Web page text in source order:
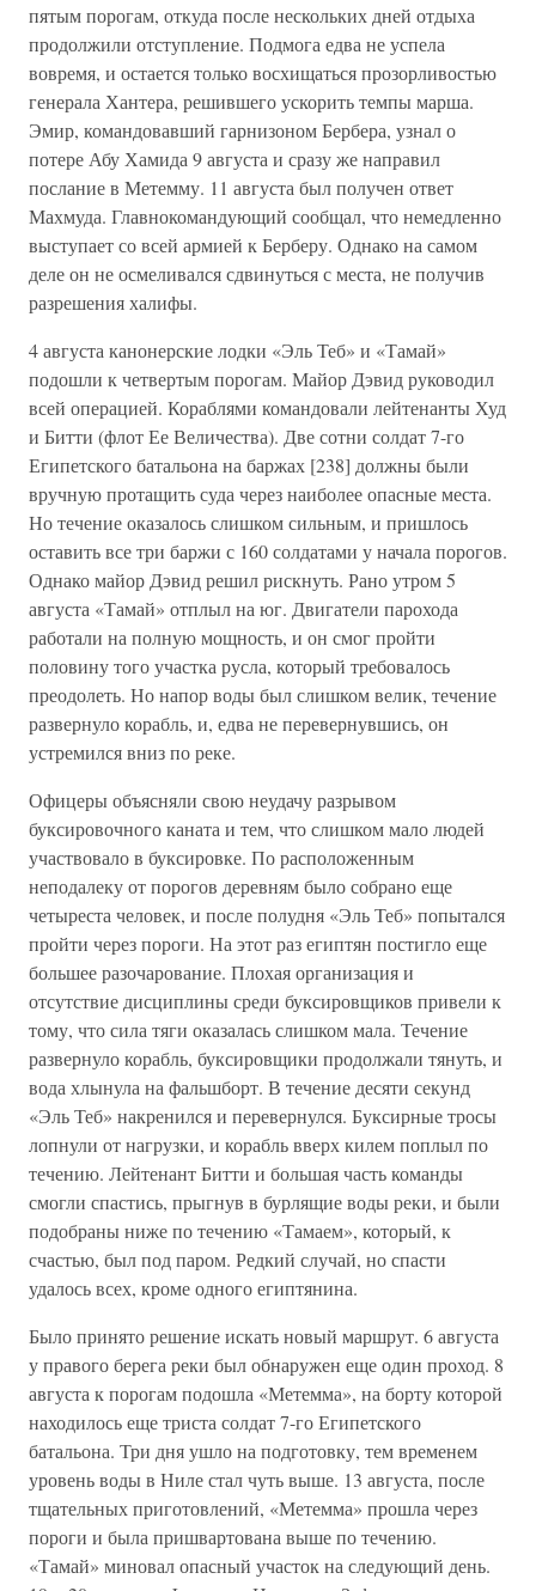
пятым порогам, откуда после нескольких дней отдыха
продолжили отступление. Подмога едва не успела
вовремя, и остается только восхищаться прозорливостью
генерала Хантера, решившего ускорить темпы марша.
Эмир, командовавший гарнизоном Бербера, узнал о
потере Абу Хамида 9 августа и сразу же направил
послание в Метемму. 11 августа был получен ответ
Махмуда. Главнокомандующий сообщал, что немедленно
выступает со всей армией к Берберу. Однако на самом
деле он не осмеливался сдвинуться с места, не получив
разрешения халифы.
4 августа канонерские лодки «Эль Теб» и «Тамай»
подошли к четвертым порогам. Майор Дэвид руководил
всей операцией. Кораблями командовали лейтенанты Худ
и Битти (флот Ее Величества). Две сотни солдат 7-го
Египетского батальона на баржах [238] должны были
вручную протащить суда через наиболее опасные места.
Но течение оказалось слишком сильным, и пришлось
оставить все три баржи с 160 солдатами у начала порогов.
Однако майор Дэвид решил рискнуть. Рано утром 5
августа «Тамай» отплыл на юг. Двигатели парохода
работали на полную мощность, и он смог пройти
половину того участка русла, который требовалось
преодолеть. Но напор воды был слишком велик, течение
развернуло корабль, и, едва не перевернувшись, он
устремился вниз по реке.
Офицеры объясняли свою неудачу разрывом
буксировочного каната и тем, что слишком мало людей
участвовало в буксировке. По расположенным
неподалеку от порогов деревням было собрано еще
четыреста человек, и после полудня «Эль Теб» попытался
пройти через пороги. На этот раз египтян постигло еще
большее разочарование. Плохая организация и
отсутствие дисциплины среди буксировщиков привели к
тому, что сила тяги оказалась слишком мала. Течение
развернуло корабль, буксировщики продолжали тянуть, и
вода хлынула на фальшборт. В течение десяти секунд
«Эль Теб» накренился и перевернулся. Буксирные тросы
лопнули от нагрузки, и корабль вверх килем поплыл по
течению. Лейтенант Битти и большая часть команды
смогли спастись, прыгнув в бурлящие воды реки, и были
подобраны ниже по течению «Тамаем», который, к
счастью, был под паром. Редкий случай, но спасти
удалось всех, кроме одного египтянина.
Было принято решение искать новый маршрут. 6 августа
у правого берега реки был обнаружен еще один проход. 8
августа к порогам подошла «Метемма», на борту которой
находилось еще триста солдат 7-го Египетского
батальона. Три дня ушло на подготовку, тем временем
уровень воды в Ниле стал чуть выше. 13 августа, после
тщательных приготовлений, «Метемма» прошла через
пороги и была пришвартована выше по течению.
«Тамай» миновал опасный участок на следующий день.